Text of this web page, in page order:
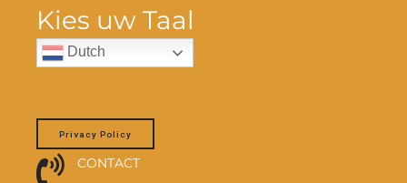
Kies uw Taal
Dutch
Privacy Policy
CONTACT